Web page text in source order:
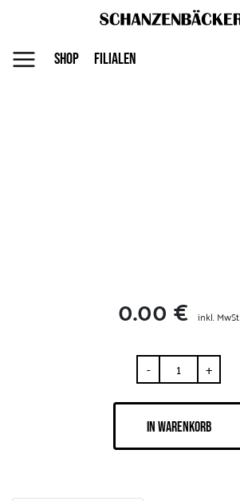
SHOP FILIALEN
0.00 € inkl. MwSt
- +
IN WARENKORB